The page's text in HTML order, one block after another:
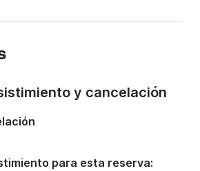
y cancelación
para esta reserva: